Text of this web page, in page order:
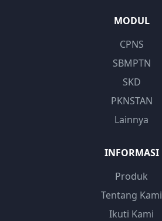
MODUL
CPNS
SBMPTN
SKD
PKNSTAN
Lainnya
INFORMASI
Produk
Tentang Kami
Ikuti Kami